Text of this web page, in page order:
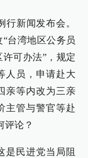
行新闻发布会。
台湾地区公务员
可办法”，规定
人员，申请赴大
亲等内改为三亲
主管与警官等赴
评论？
是民进党当局阻